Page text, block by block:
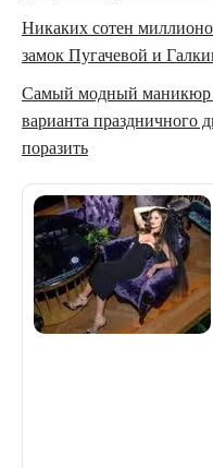
Никаких сотен
замок Пугачевой и
Самый модный маникюр
варианта праздничного
поразить